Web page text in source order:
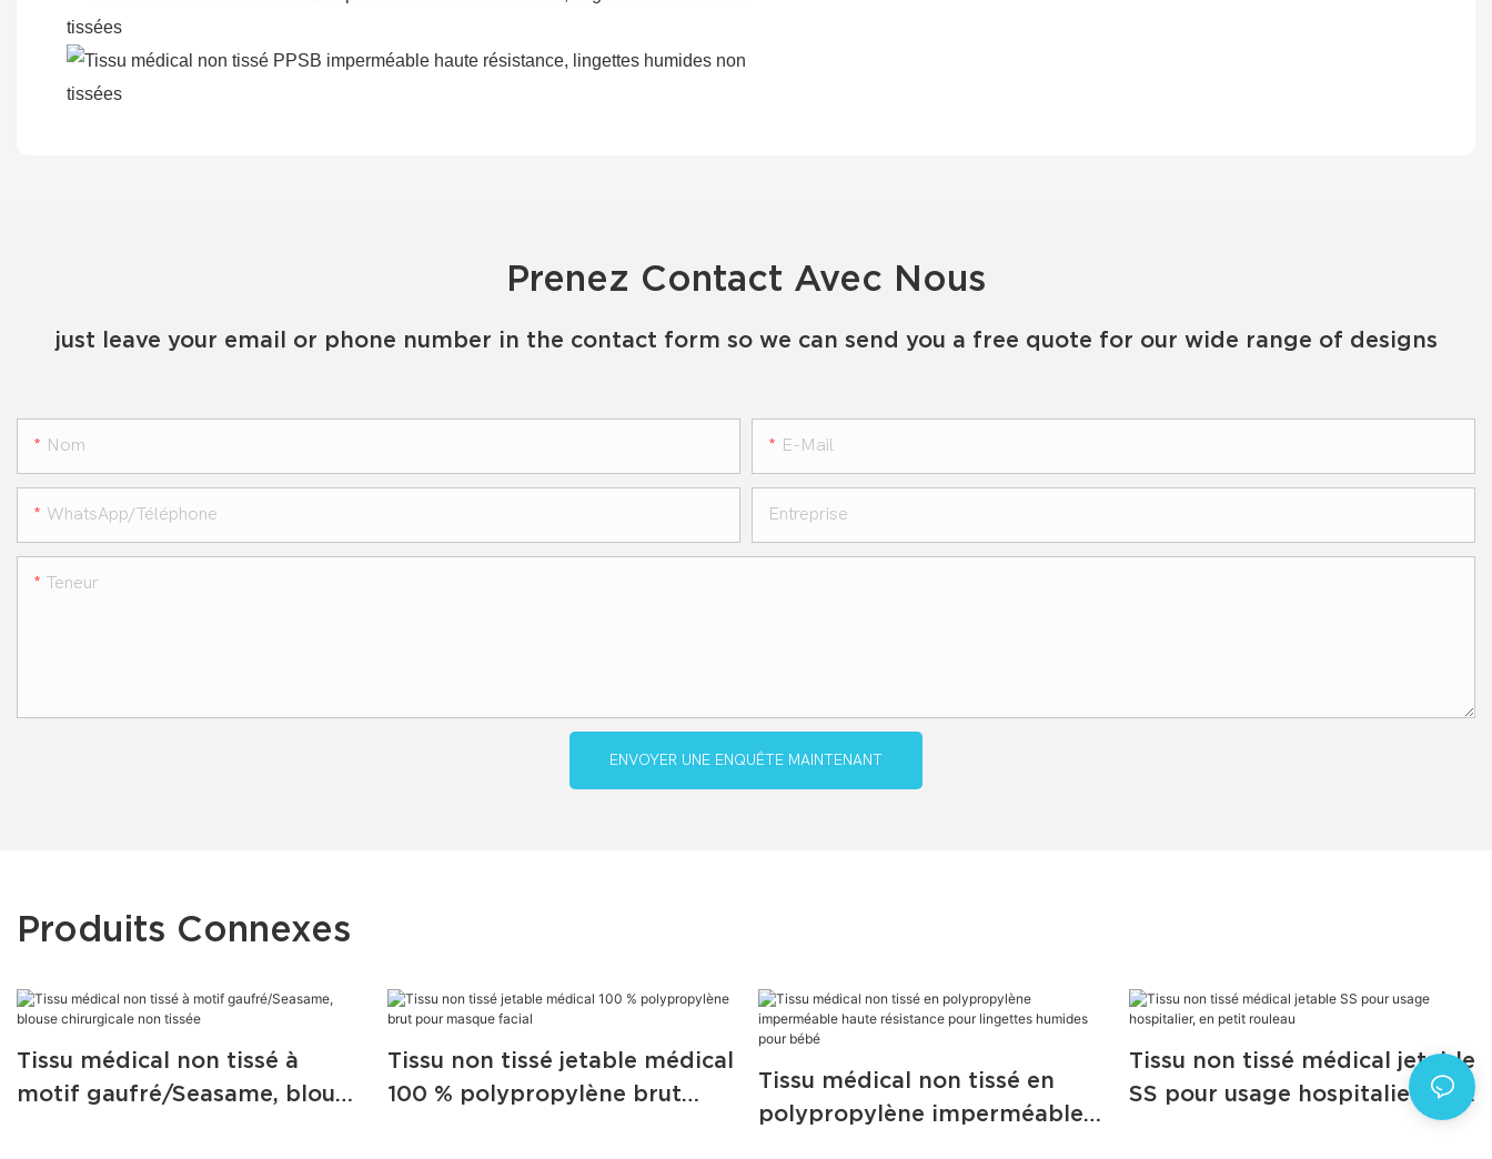
Prenez Contact Avec Nous
just leave your email or phone number in the contact form so we can send you a free quote for our wide range of designs
Nom E-Mail
WhatsApp/téléphone Entreprise
Teneur
ENVOYER UNE ENQUÊTE MAINTENANT
Produits Connexes
Tissu médical non tissé à
motif gaufré/Seasame, blouse
Tissu non tissé jetable médical
100 % polypropylène brut
Tissu médical non tissé en
polypropylène imperméable
Tissu non tissé médical jetable
SS pour usage hospitalier, en